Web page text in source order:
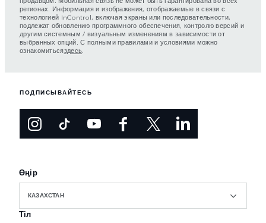
регионах. Информация и изображения, отображаемые в связи с
технологией InControl, включая экраны или последовательности,
подлежат обновлению программного обеспечения, контролю версий и
другим системным / визуальным изменениям в зависимости от
выбранных опций. С полными правилами и условиями можно
ознакомитьсяздесь
ПОДПИСЫВАЙТЕСЬ
Өңір
КАЗАХСТАН
Тіл